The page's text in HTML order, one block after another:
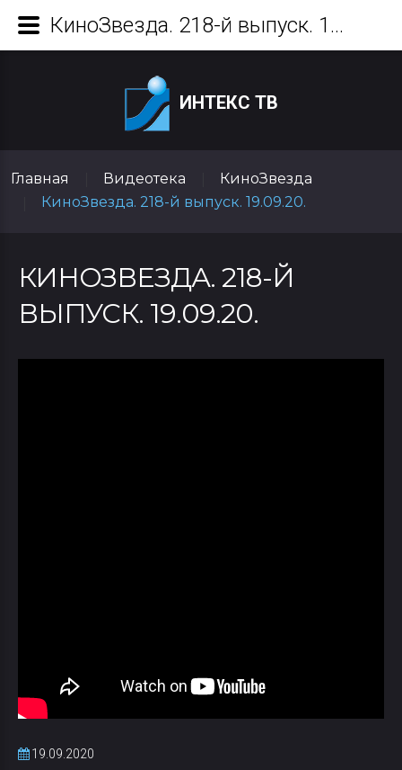
ИНТЕКС ТВ
Главная Видеотека
КиноЗвезда
КиноЗвезда. 218-й выпуск. 19.09.20.
КИНОЗВЕЗДА. 218-Й
ВЫПУСК. 19.09.20.
19.09.2020
КиноЗвезда. 218-й выпуск. 19.09.20.